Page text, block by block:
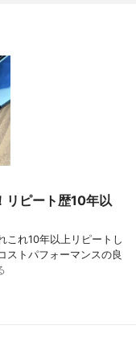
リピート歴10年以
これ10年以上リピートし
ストパフォーマンスの良